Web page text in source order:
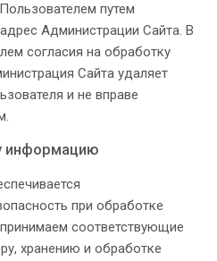
путем
Администрации Сайта. В
согласия на обработку
Сайта удаляет
и не вправе
информацию
при обработке
соответствующие
хранению и обработке